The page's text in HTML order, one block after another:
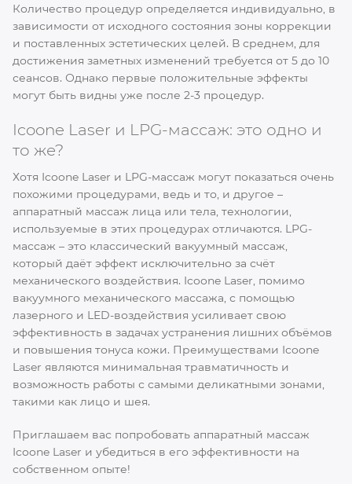
Количество процедур определяется индивидуально, в
зависимости от исходного состояния зоны коррекции
и поставленных эстетических целей. В среднем, для
достижения заметных изменений требуется от 5 до 10
сеансов. Однако первые положительные эффекты
могут быть видны уже после 2-3 процедур.
Icoone Laser и LPG-массаж: это одно и
то же?
Хотя Icoone Laser и LPG-массаж могут показаться очень
похожими процедурами, ведь и то, и другое –
аппаратный массаж лица или тела, технологии,
используемые в этих процедурах отличаются. LPG-
массаж – это классический вакуумный массаж,
который даёт эффект исключительно за счёт
механического воздействия. Icoone Laser, помимо
вакуумного механического массажа, с помощью
лазерного и LED-воздействия усиливает свою
эффективность в задачах устранения лишних объёмов
и повышения тонуса кожи. Преимуществами Icoone
Laser являются минимальная травматичность и
возможность работы с самыми деликатными зонами,
такими как лицо и шея.
Приглашаем вас попробовать аппаратный массаж
Icoone Laser и убедиться в его эффективности на
собственном опыте!